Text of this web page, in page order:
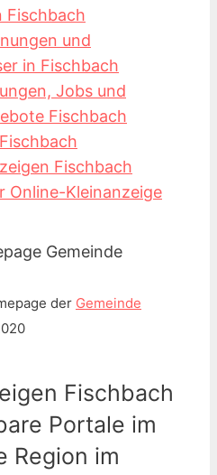
Fischbach
und
in Fischbach
Jobs und
Fischbach
Fischbach
Online-Kleinanzeige
der Gemeinde
Fischbach
Portale im
Region im